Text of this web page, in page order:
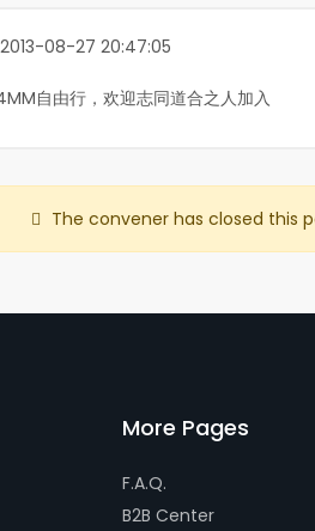
2013-08-27 20:47:05
自由行，欢迎志同道合之人加入
The convener has closed this
More Pages
F.A.Q.
B2B Center